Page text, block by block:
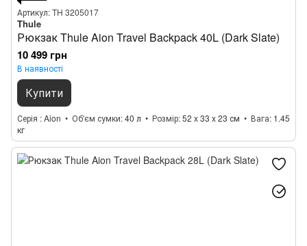
Артикул: TH 3205017
Thule
Рюкзак Thule Aion Travel Backpack 40L (Dark Slate)
10 499 грн
В наявності
Купити
Серія Aion Об'єм сумки 40 л Розмір 52 x 33 x 23 см Вага 1.45
кг